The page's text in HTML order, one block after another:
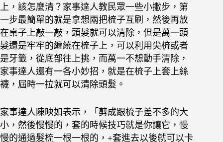
上，該怎麼清？家事達人教民眾一些小撇步，第
一步最簡單的就是拿想兩把梳子互刷，然後再放
在桌子上敲一敲，頭髮就可以清除，但是萬一頭
髮還是牢牢的纏繞在梳子上，可以利用尖梳或者
是牙籤，從底部往上挑，而萬一不想動手清除，
家事達人還有一各小妙招，就是在梳子上套上絲
襪，屆時一拉就可以清除頭髮。
家事達人陳映如表示，「剪成跟梳子差不多的大
小，然後慢慢的，套的時候技巧就是你讓它，慢
慢的通過髮梳一根一根的，+套進去以後就可以卡